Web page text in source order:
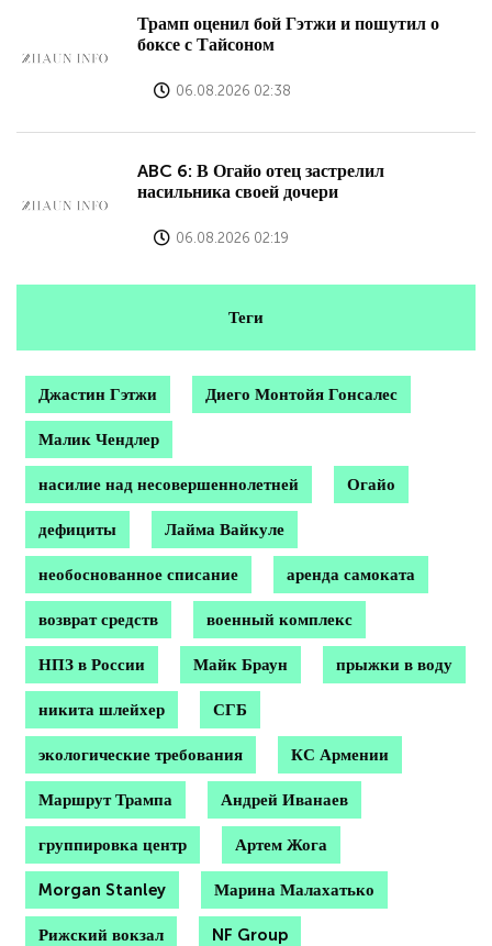
Трамп оценил бой Гэтжи и пошутил о
боксе с Тайсоном
06.08.2026 02:38
ABC 6: В Огайо отец застрелил
насильника своей дочери
06.08.2026 02:19
Теги
Джастин Гэтжи Диего Монтойя Гонсалес
Малик Чендлер
насилие над несовершеннолетней Огайо
дефициты Лайма Вайкуле
необоснованное списание аренда самоката
возврат средств военный комплекс
НПЗ в России Майк Браун прыжки в воду
никита шлейхер СГБ
экологические требования КС Армении
Маршрут Трампа Андрей Иванаев
группировка центр Артем Жога
Morgan Stanley Марина Малахатько
Рижский вокзал NF Group